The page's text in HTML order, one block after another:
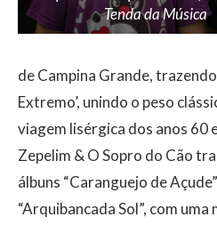
Tenda da Música
de Campina Grande,
Extremo’, unindo o peso
viagem lisérgica dos anos 60
Zepelim & O Sopro do Cão
álbuns “Caranguejo de
“Arquibancada Sol”, com